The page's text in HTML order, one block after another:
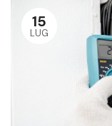
15
LUG